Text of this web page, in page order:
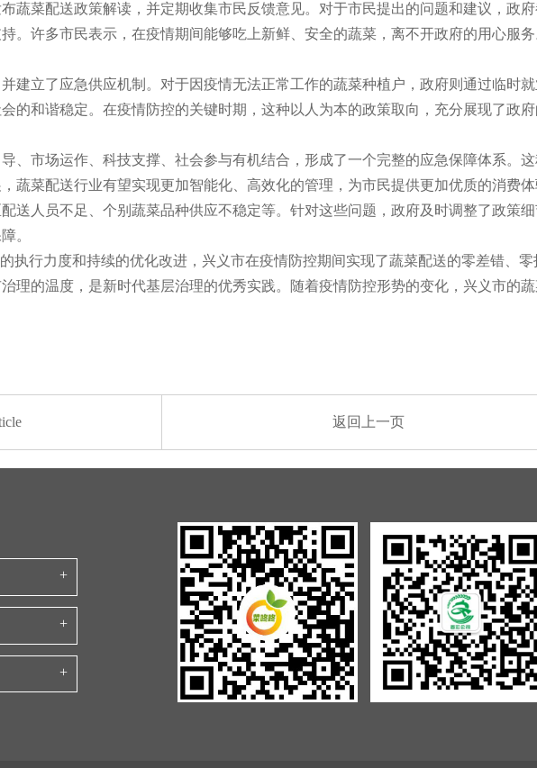
蔬菜配送政策解读，并定期收集市民反馈意见。对于市民提出的问题和建议，政
。许多市民表示，在疫情期间能够吃上新鲜、安全的蔬菜，离不开政府的用心服
建立了应急供应机制。对于因疫情无法正常工作的蔬菜种植户，政府则通过临时
的和谐稳定。在疫情防控的关键时期，这种以人为本的政策取向，充分展现了政
、市场运作、科技支撑、社会参与有机结合，形成了一个完整的应急保障体系。
蔬菜配送行业有望实现更加智能化、高效化的管理，为市民提供更加优质的消费
送人员不足、个别蔬菜品种供应不稳定等。针对这些问题，政府及时调整了政策
。
行力度和持续的优化改进，兴义市在疫情防控期间实现了蔬菜配送的零差错、零
理的温度，是新时代基层治理的优秀实践。随着疫情防控形势的变化，兴义市的
返回上一页